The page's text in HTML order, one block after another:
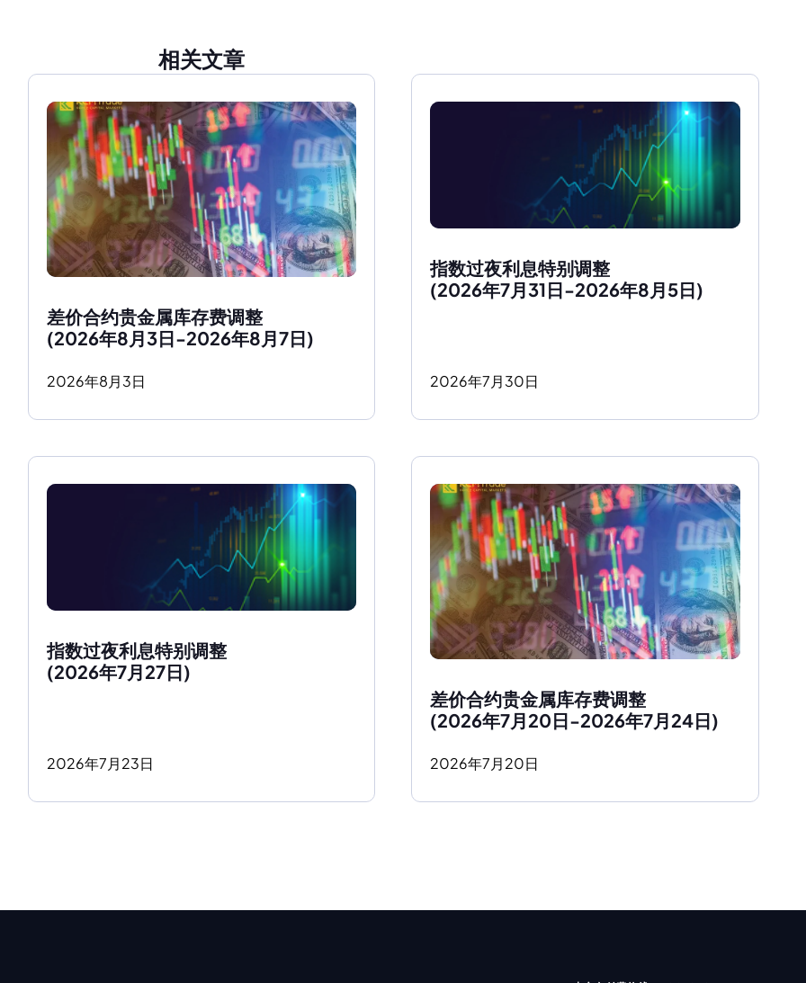
相关文章
差价合约贵金属库存费调整
(2026年8月3日-2026年8月7日)
2026年8月3日
指数过夜利息特别调整
(2026年7月31日-2026年8月5日)
2026年7月30日
指数过夜利息特别调整
(2026年7月27日)
2026年7月23日
差价合约贵金属库存费调整
(2026年7月20日-2026年7月24日)
2026年7月20日